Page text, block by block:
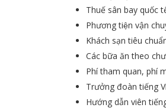
Thuế sân bay quốc
Phương tiện vận
Khách sạn tiêu
Các bữa ăn theo
Phí tham quan, phí
Trưởng đoàn tiếng
Hướng dẫn viên